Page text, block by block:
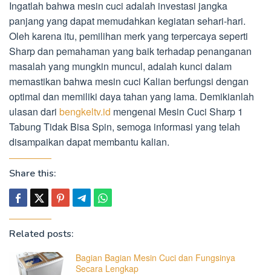
Ingatlah bahwa mesin cuci adalah investasi jangka
panjang yang dapat memudahkan kegiatan sehari-hari.
Oleh karena itu, pemilihan merk yang terpercaya seperti
Sharp dan pemahaman yang baik terhadap penanganan
masalah yang mungkin muncul, adalah kunci dalam
memastikan bahwa mesin cuci Kalian berfungsi dengan
optimal dan memiliki daya tahan yang lama. Demikianlah
ulasan dari bengkeltv.id mengenai Mesin Cuci Sharp 1
Tabung Tidak Bisa Spin, semoga informasi yang telah
disampaikan dapat membantu kalian.
Share this:
Related posts:
Bagian Bagian Mesin Cuci dan Fungsinya
Secara Lengkap